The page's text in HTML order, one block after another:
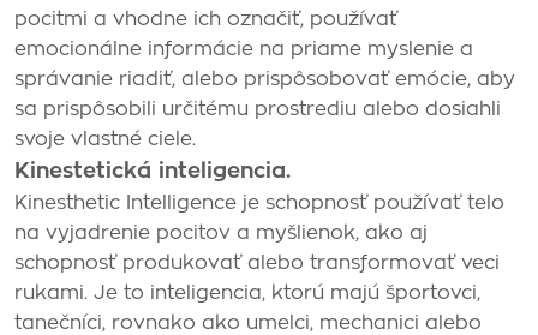
pocitmi a vhodne ich označiť, používať
emocionálne informácie na priame myslenie a
správanie riadiť, alebo prispôsobovať emócie, aby
sa prispôsobili určitému prostrediu alebo dosiahli
svoje vlastné ciele.
Kinestetická inteligencia.
Kinesthetic Intelligence je schopnosť používať telo
na vyjadrenie pocitov a myšlienok, ako aj
schopnosť produkovať alebo transformovať veci
rukami. Je to inteligencia, ktorú majú športovci,
tanečníci, rovnako ako umelci, mechanici alebo